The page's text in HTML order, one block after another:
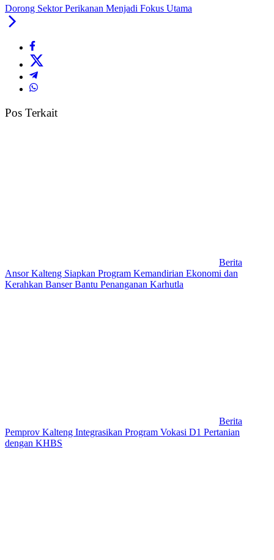
Dorong Sektor Perikanan Menjadi Fokus Utama
Pos Terkait
Berita
Ansor Kalteng Siapkan Program Kemandirian Ekonomi dan
Kerahkan Banser Bantu Penanganan Karhutla
Berita
Pemprov Kalteng Integrasikan Program Vokasi D1 Pertanian
dengan KHBS